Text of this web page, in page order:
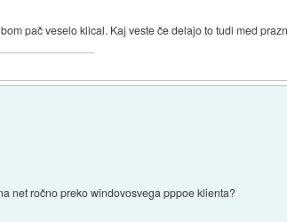
pač veselo klical. Kaj veste če delajo to tudi med
net ročno preko windovosvega pppoe klienta?